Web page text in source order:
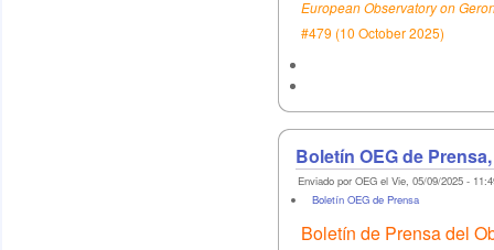
European Observatory on
#479 (10 October 2025)
Boletín OEG de Prensa,
Enviado por OEG el Vie, 05/09/2025 -
Boletín OEG de Prensa
Boletín de Prensa del